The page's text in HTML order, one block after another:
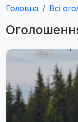
Головна Всі